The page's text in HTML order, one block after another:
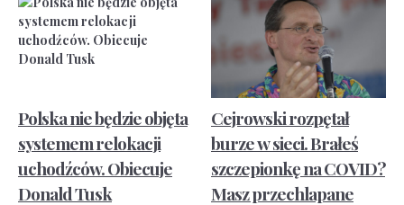
Polska nie będzie objęta
systemem relokacji
uchodźców. Obiecuje
Donald Tusk
Cejrowski rozpętał
burze w sieci. Brałeś
szczepionkę na COVID?
Masz przechlapane